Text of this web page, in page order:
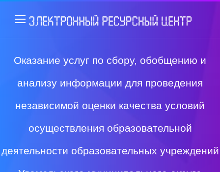
Оказание услуг по сбору, обобщению и
анализу информации для проведения
независимой оценки качества условий
осуществления образовательной
деятельности образовательных учреждений